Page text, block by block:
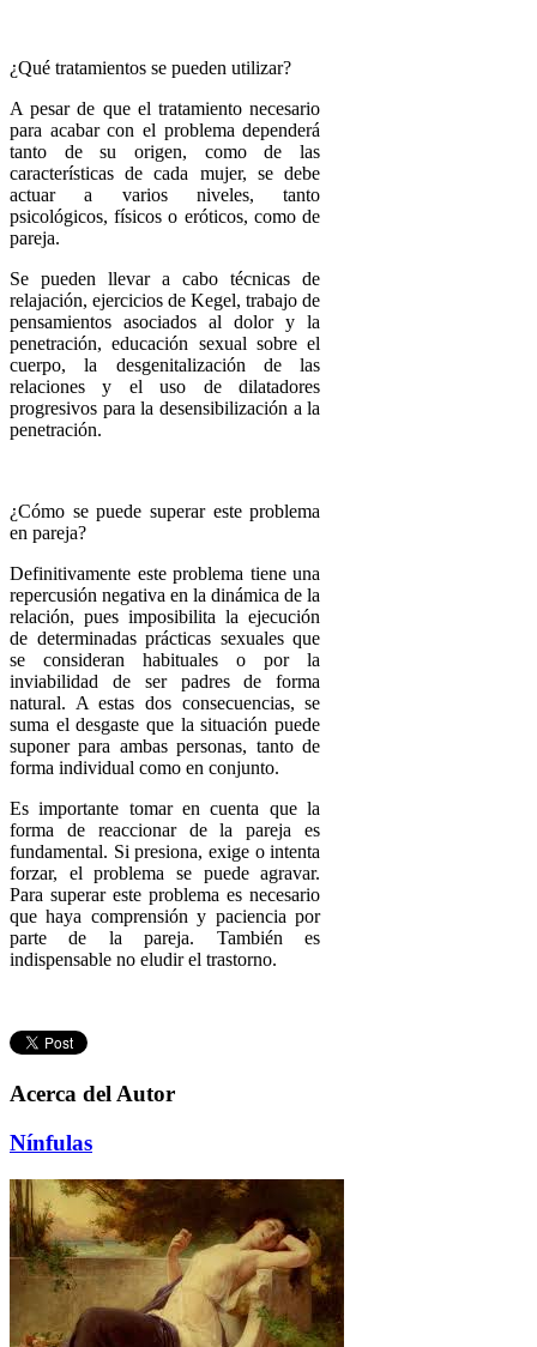
¿Qué tratamientos se pueden utilizar?
A pesar de que el tratamiento necesario
para acabar con el problema dependerá
tanto de su origen, como de las
características de cada mujer, se debe
actuar a varios niveles, tanto
psicológicos, físicos o eróticos, como de
pareja.
Se pueden llevar a cabo técnicas de
relajación, ejercicios de Kegel, trabajo de
pensamientos asociados al dolor y la
penetración, educación sexual sobre el
cuerpo, la desgenitalización de las
relaciones y el uso de dilatadores
progresivos para la desensibilización a la
penetración.
¿Cómo se puede superar este problema
en pareja?
Definitivamente este problema tiene una
repercusión negativa en la dinámica de la
relación, pues imposibilita la ejecución
de determinadas prácticas sexuales que
se consideran habituales o por la
inviabilidad de ser padres de forma
natural. A estas dos consecuencias, se
suma el desgaste que la situación puede
suponer para ambas personas, tanto de
forma individual como en conjunto.
Es importante tomar en cuenta que la
forma de reaccionar de la pareja es
fundamental. Si presiona, exige o intenta
forzar, el problema se puede agravar.
Para superar este problema es necesario
que haya comprensión y paciencia por
parte de la pareja. También es
indispensable no eludir el trastorno.
Acerca del Autor
Nínfulas